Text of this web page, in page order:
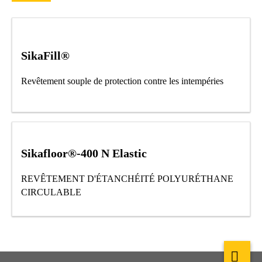
SikaFill®
Revêtement souple de protection contre les intempéries
Sikafloor®-400 N Elastic
REVÊTEMENT D'ÉTANCHÉITÉ POLYURÉTHANE
CIRCULABLE